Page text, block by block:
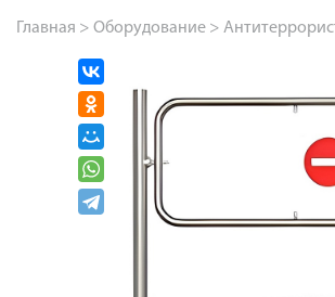
Главная > Оборудование >